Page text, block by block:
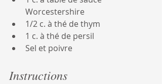
Worcestershire
1/2 c. à thé de thym
1 c. à thé de persil
Sel et poivre
Instructions